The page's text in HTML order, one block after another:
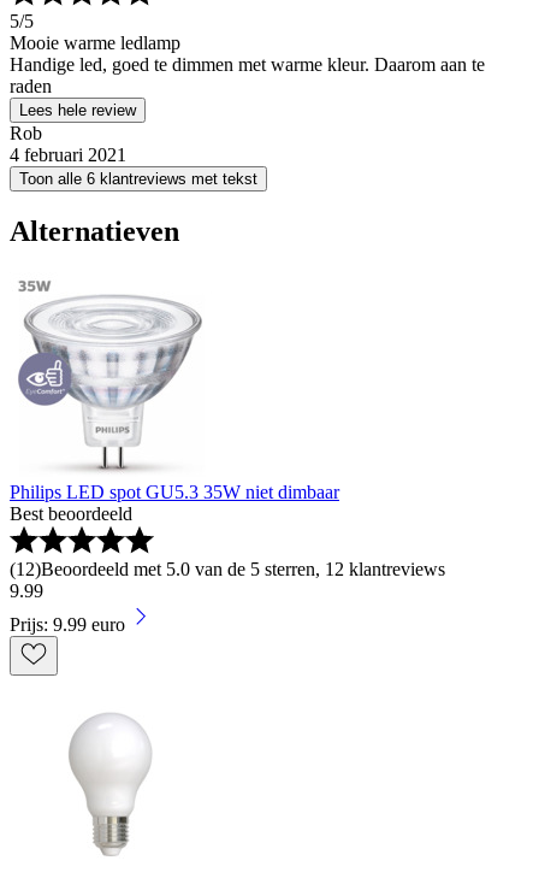
5/5
Mooie warme ledlamp
Handige led, goed te dimmen met warme kleur. Daarom aan te
raden
Lees hele review
Rob
4 februari 2021
Toon alle 6 klantreviews met tekst
Alternatieven
Philips LED spot GU5.3 35W niet dimbaar
Best beoordeeld
(12)Beoordeeld met 5.0 van de 5 sterren, 12 klantreviews
9.99
Prijs: 9.99 euro